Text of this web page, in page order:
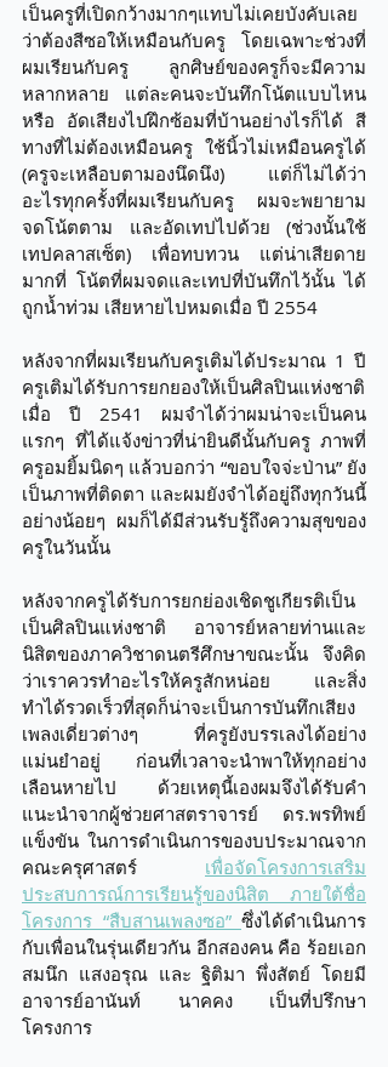
เป็นครูที่เปิดกว้างมากๆแทบไม่เคยบังคับเลย
ว่าต้องสีซอให้เหมือนกับครู โดยเฉพาะช่วงที่
ผมเรียนกับครู ลูกศิษย์ของครูก็จะมีความ
หลากหลาย  แต่ละคนจะบันทึกโน้ตแบบไหน
หรือ อัดเสียงไปฝึกซ้อมที่บ้านอย่างไรก็ได้ สี
ทางที่ไม่ต้องเหมือนครู ใช้นิ้วไม่เหมือนครูได้
(ครูจะเหลือบตามองนึดนึง) แต่ก็ไม่ได้ว่า
อะไรทุกครั้งที่ผมเรียนกับครู ผมจะพยายาม
จดโน้ตตาม และอัดเทปไปด้วย (ช่วงนั้นใช้
เทปคลาสเซ็ต) เพื่อทบทวน แต่น่าเสียดาย
มากที่ โน้ตที่ผมจดและเทปที่บันทึกไว้นั้น ได้
ถูกน้ำท่วม เสียหายไปหมดเมื่อ ปี 2554
หลังจากที่ผมเรียนกับครูเติมได้ประมาณ 1 ปี
ครูเติมได้รับการยกยองให้เป็นศิลปินแห่งชาติ
เมื่อ ปี 2541 ผมจำได้ว่าผมน่าจะเป็นคน
แรกๆ ที่ได้แจ้งข่าวที่น่ายินดีนั้นกับครู ภาพที่
ครูอมยิ้มนิดๆ แล้วบอกว่า “ขอบใจจ่ะป่าน” ยัง
เป็นภาพที่ติดตา และผมยังจำได้อยู่ถึงทุกวันนี้
อย่างน้อยๆ ผมก็ได้มีส่วนรับรู้ถึงความสุขของ
ครูในวันนั้น
หลังจากครูได้รับการยกย่องเชิดชูเกียรติเป็น
เป็นศิลปินแห่งชาติ อาจารย์หลายท่านและ
นิสิตของภาควิชาดนตรีศึกษาขณะนั้น จึงคิด
ว่าเราควรทำอะไรให้ครูสักหน่อย และสิ่ง
ทำได้รวดเร็วที่สุดก็น่าจะเป็นการบันทึกเสียง
เพลงเดี่ยวต่างๆ ที่ครูยังบรรเลงได้อย่าง
แม่นยำอยู่ ก่อนที่เวลาจะนำพาให้ทุกอย่าง
เลือนหายไป ด้วยเหตุนี้เองผมจึงได้รับคำ
แนะนำจากผู้ช่วยศาสตราจารย์ ดร.พรทิพย์
แข็งขัน ในการดำเนินการของบประมาณจาก
คณะครุศาสตร์ เพื่อจัดโครงการเสริม
ประสบการณ์การเรียนรู้ของนิสิต ภายใต้ชื่อ
โครงการ “สืบสานเพลงซอ” ซึ่งได้ดำเนินการ
กับเพื่อนในรุ่นเดียวกัน อีกสองคน คือ ร้อยเอก
สมนึก แสงอรุณ และ ฐิติมา พึ่งสัตย์ โดยมี
อาจารย์อานันท์ นาคคง เป็นที่ปรึกษา
โครงการ